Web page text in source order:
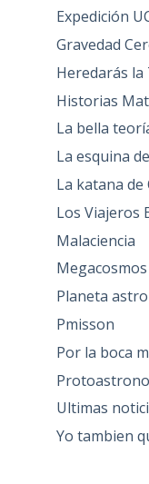
Expedición
Gravedad
Heredarás la
Historias
La bella
La esquina
La katana de
Los Viajeros
Malaciencia
Megacosmos
Planeta
Pmisson
Por la boca
Ultimas
Yo tambien